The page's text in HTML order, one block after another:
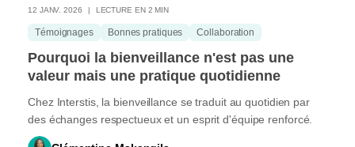
12 JANV. 2026 LECTURE EN 2 MIN
Témoignages Bonnes pratiques Collaboration
Pourquoi la bienveillance n'est pas une
valeur mais une pratique quotidienne
Chez Interstis, la bienveillance se traduit au quotidien par
des échanges respectueux et un esprit d'équipe renforcé.